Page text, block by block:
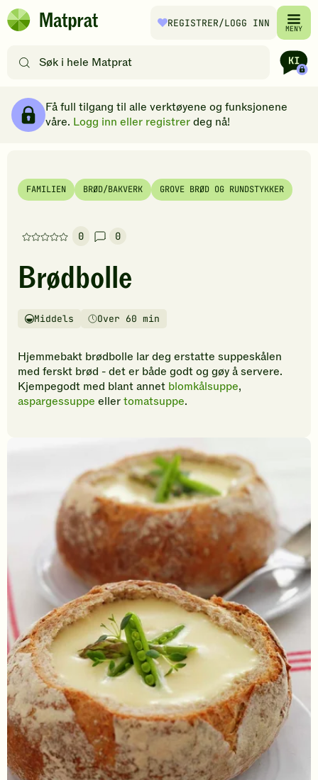
Hopp til hovedinnhold
Matprat
REGISTRER/LOGG INN MENY
etter
filtre
Få full tilgang til alle verktøyene og funksjonene
våre. Logg inn eller registrerdeg nå!
FAMILIEN BRØD/BAKVERK GROVE BRØD OG RUNDSTYKKER
0
Denne
har
foreløpig
vurderinger.
den
første
til
å
0
Brødbolle
Vanskelighetsgrad
Middels
TilberedningstidOver 60 min
Hjemmebakt brødbolle lar deg erstatte suppeskålen
med ferskt brød - det er både godt og gøy å servere.
Kjempegodt med blant annet blomkålsuppe,
aspargessuppe ellertomatsuppe.